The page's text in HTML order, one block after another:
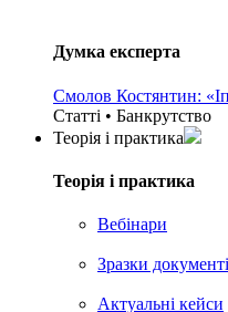
Думка експерта
Смолов Костянтин:
Статті • Банкрутство
Теорія i практика
Теорія i практика
Вебінари
Зразки
Актуальні кейси